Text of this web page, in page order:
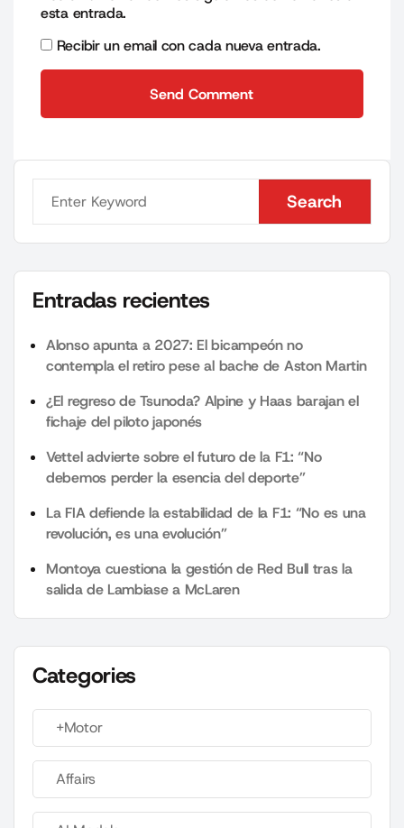
esta entrada.
Recibir un email con cada nueva entrada.
Send Comment
Search
Search
Entradas recientes
Alonso apunta a 2027: El bicampeón no
contempla el retiro pese al bache de Aston Martin
¿El regreso de Tsunoda? Alpine y Haas barajan el
fichaje del piloto japonés
Vettel advierte sobre el futuro de la F1: “No
debemos perder la esencia del deporte”
La FIA defiende la estabilidad de la F1: “No es una
revolución, es una evolución”
Montoya cuestiona la gestión de Red Bull tras la
salida de Lambiase a McLaren
Categories
+Motor
Affairs